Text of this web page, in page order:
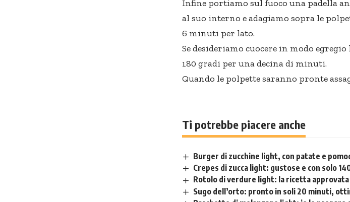
Infine portiamo sul fuoco una padella
al suo interno e adagiamo sopra le
6 minuti per lato.
Se desideriamo cuocere in modo
180 gradi per una decina di minuti.
Quando le polpette saranno pronte
Ti potrebbe piacere anche
Burger di zucchine light, con patate e
Crepes di zucca light: gustose e con solo
Rotolo di verdure light: la ricetta
Sugo dell’orto: pronto in soli 20 minuti,